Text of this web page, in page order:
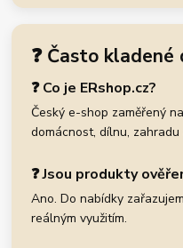
❓ Často
❓ Co je ERshop.cz?
Český e-shop zaměřený
domácnost, dílnu, zahradu
❓ Jsou produkty
Ano. Do nabídky
reálným využitím.